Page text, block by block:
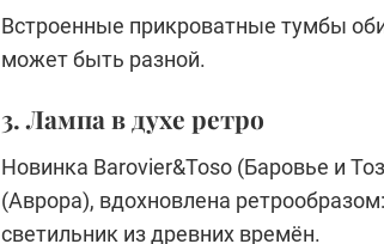
Встроенные прикроватные тумбы
может быть разной.
3. Лампа в духе ретро
Новинка Barovier&Toso (Баровье и
(Аврора), вдохновлена
светильник из древних времён.